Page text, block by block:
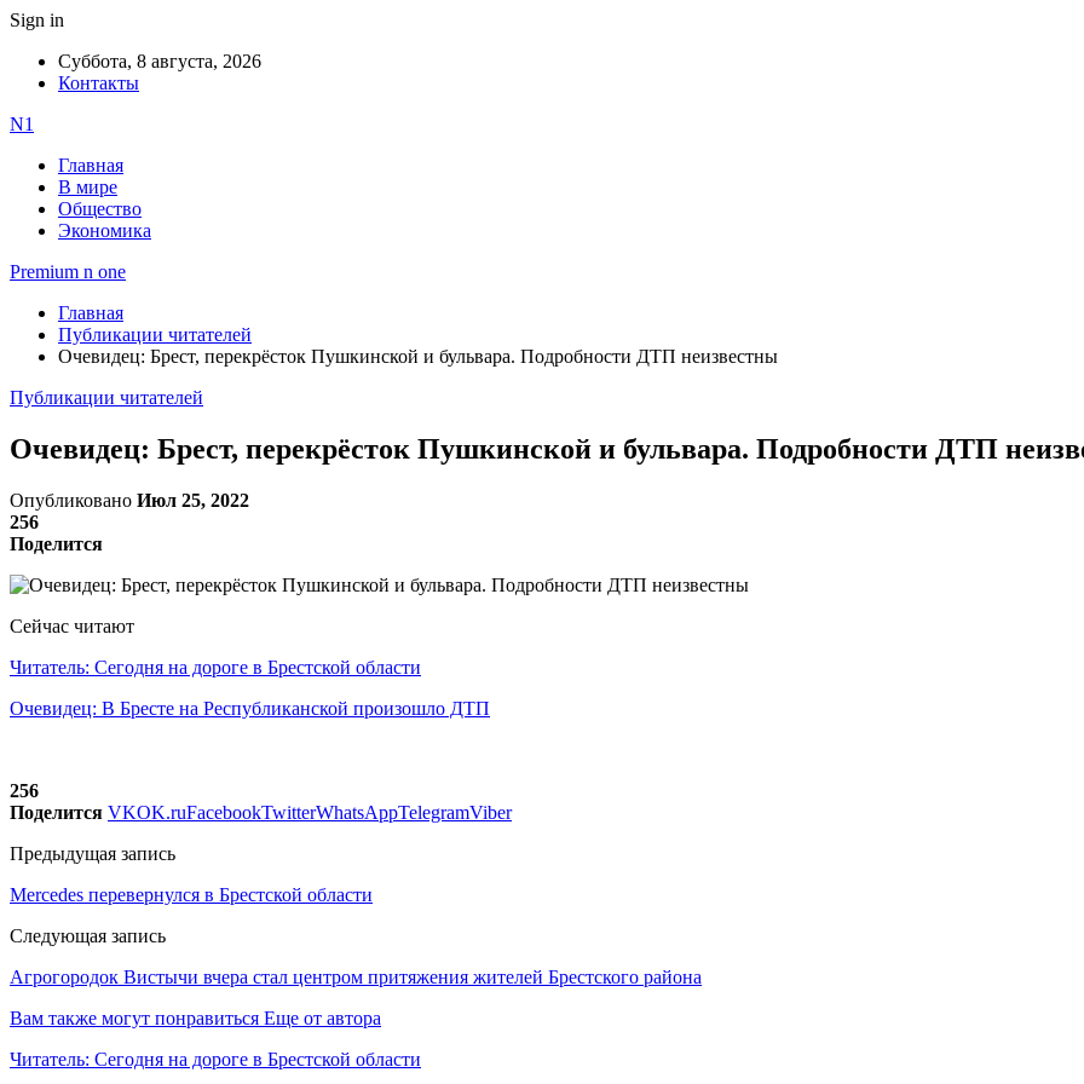
Sign in
Суббота, 8 августа, 2026
Контакты
N1
Главная
В мире
Общество
Экономика
Premium n one
Главная
Публикации читателей
Очевидец: Брест, перекрёсток Пушкинской и бульвара. Подробности ДТП неизвестны
Публикации читателей
Очевидец: Брест, перекрёсток Пушкинской и бульвара. Подробности ДТП
Опубликовано Июл 25, 2022
256
Поделится
Сейчас читают
Читатель: Сегодня на дороге в Брестской области
Очевидец: В Бресте на Республиканской произошло ДТП
256
Поделится VKOK.ruFacebookTwitterWhatsAppTelegramViber
Предыдущая запись
Mercedes перевернулся в Брестской области
Следующая запись
Агрогородок Вистычи вчера стал центром притяжения жителей Брестского района
Вам также могут понравиться Еще от автора
Читатель: Сегодня на дороге в Брестской области